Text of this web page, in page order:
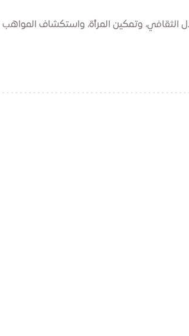
وتمكين المرأة، واستكشاف المواهب